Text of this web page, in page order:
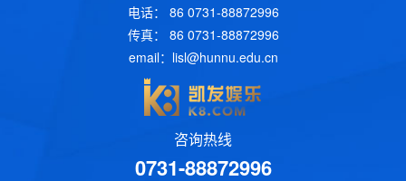
电话： 86 0731-88872996
传真： 86 0731-88872996
email： lisl@hunnu.edu.cn
咨询热线
0731-88872996